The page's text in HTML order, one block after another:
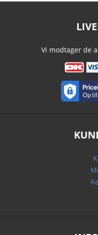
Vi modtager de